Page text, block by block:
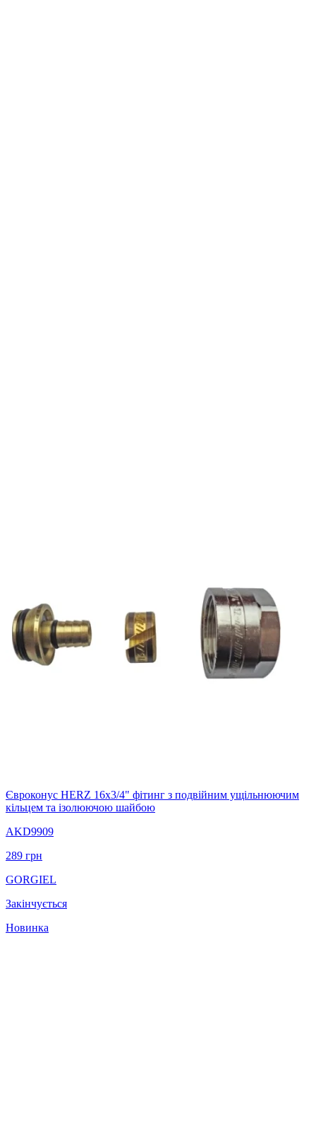
Євроконус HERZ 16х3/4" фітинг з подвійним ущільнюючим
кільцем та ізолюючою шайбою
AKD9909
289 грн
GORGIEL
Закінчується
Новинка